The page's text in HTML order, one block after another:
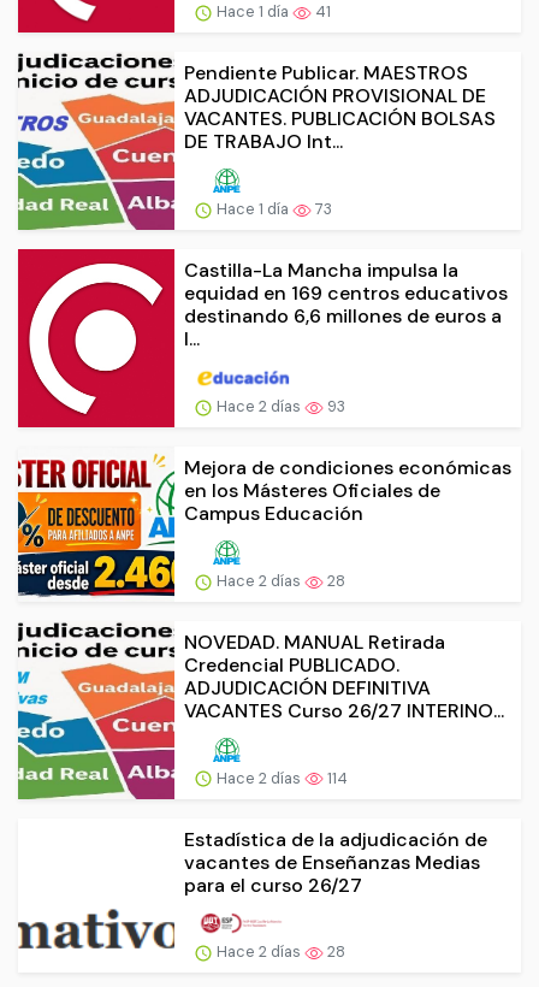
Hace 1 día 41
Pendiente Publicar. MAESTROS
ADJUDICACIÓN PROVISIONAL DE
VACANTES. PUBLICACIÓN BOLSAS
DE TRABAJO Int...
Hace 1 día 73
Castilla-La Mancha impulsa la
equidad en 169 centros educativos
destinando 6,6 millones de euros a
l...
Hace 2 días 93
Mejora de condiciones económicas
en los Másteres Oficiales de
Campus Educación
Hace 2 días 28
NOVEDAD. MANUAL Retirada
Credencial PUBLICADO.
ADJUDICACIÓN DEFINITIVA
VACANTES Curso 26/27 INTERINO...
Hace 2 días 114
Estadística de la adjudicación de
vacantes de Enseñanzas Medias
para el curso 26/27
Hace 2 días 28